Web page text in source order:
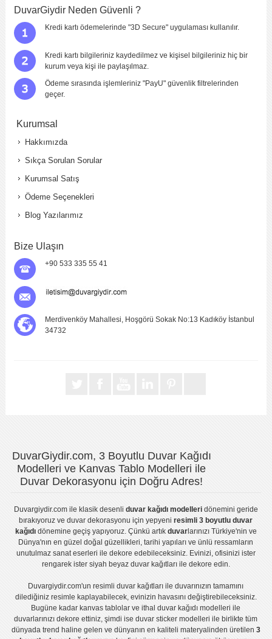
DuvarGiydir Neden Güvenli ?
Kredi kartı ödemelerinde "3D Secure" uygulaması kullanılır.
Kredi kartı bilgileriniz kaydedilmez ve kişisel bilgileriniz hiç bir
kurum veya kişi ile paylaşılmaz.
Ödeme sırasında işlemleriniz "PayU" güvenlik filtrelerinden
geçer.
Kurumsal
Hakkımızda
Sıkça Sorulan Sorular
Kurumsal Satış
Ödeme Seçenekleri
Blog Yazılarımız
Bize Ulaşın
+90 533 335 55 41
Merdivenköy Mahallesi, Hoşgörü Sokak No:13 Kadıköy İstanbul
34732
DuvarGiydir.com, 3 Boyutlu Duvar Kağıdı
Modelleri ve Kanvas Tablo Modelleri ile
Duvar Dekorasyonu için Doğru Adres!
Duvargiydir.comile klasik desenli duvar kağıdı modelleridönemini geride
bırakıyoruz veduvar dekorasyonu için yepyeniresimli 3 boyutlu duvar
kağıdıdönemine geçiş yapıyoruz. Çünkü artık duvarlarınızı Türkiye'nin ve
Dünya'nın en güzel doğal güzellikleri, tarihi yapıları ve ünlü ressamların
unutulmaz sanat eserleri ile dekore edebileceksiniz. Evinizi, ofisinizi ister
rengarek ister siyah beyaz duvar kağıtlarıile dekore edin.
Duvargiydir.com'unresimli duvar kağıtları ile duvarınızın tamamını
dilediğiniz resimle kaplayabilecek, evinizin havasını değiştirebileceksiniz.
Bugüne kadar kanvas tablo lar veithal duvar kağıdı modelleri ile
duvarlarınızı dekore ettiniz, şimdi iseduvar sticker modelleri ile birlikte tüm
dünyada trend haline gelen ve dünyanın en kaliteli materyalinden üretilen 3